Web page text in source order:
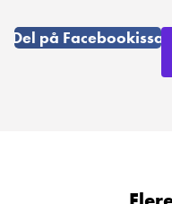
Del på Facebookissa